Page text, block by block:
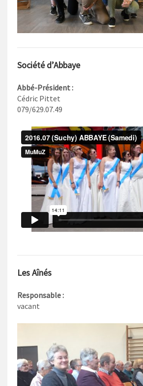
Société d’Abbaye
Abbé-Président :
Cédric Pittet
079/629.07.49
Les Aînés
Responsable :
vacant